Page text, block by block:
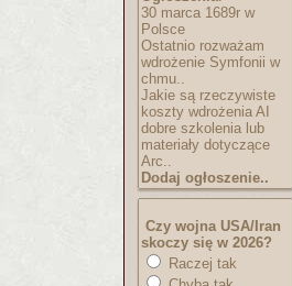
30 marca 1689r w
Polsce
Ostatnio rozważam
wdrożenie Symfonii w
chmu..
Jakie są rzeczywiste
koszty wdrożenia AI
dobre szkolenia lub
materiały dotyczące
Arc..
Dodaj ogłoszenie..
Czy wojna USA/Iran
skoczy się w 2026?
Raczej tak